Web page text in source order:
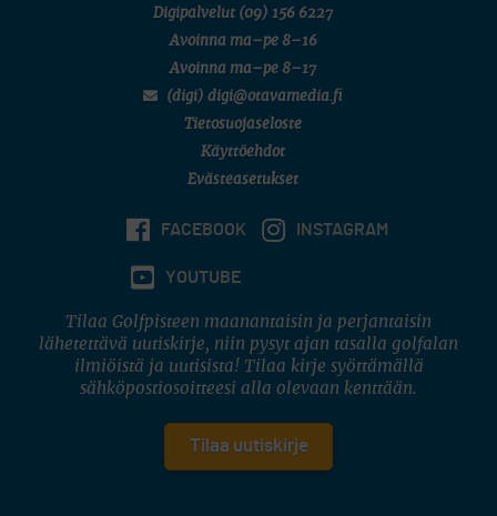
Digipalvelut (09) 156 6227
Avoinna ma–pe 8–16
Avoinna ma–pe 8–17
(digi) digi@otavamedia.fi
Tietosuojaseloste
Käyttöehdot
Evästeasetukset
FACEBOOK INSTAGRAM
YOUTUBE
Tilaa Golfpisteen maanantaisin ja perjantaisin
lähetettävä uutiskirje, niin pysyt ajan tasalla golfalan
ilmiöistä ja uutisista! Tilaa kirje syöttämällä
sähköpostiosoitteesi alla olevaan kenttään.
Tilaa uutiskirje